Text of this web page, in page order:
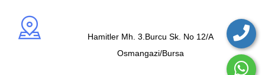
Hamitler Mh. 3.Burcu Sk. No 12/A
Osmangazi/Bursa